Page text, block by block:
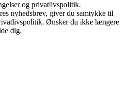
og privatlivspolitik.
nyhedsbrev, giver du samtykke til
Ønsker du ikke længere
dig.